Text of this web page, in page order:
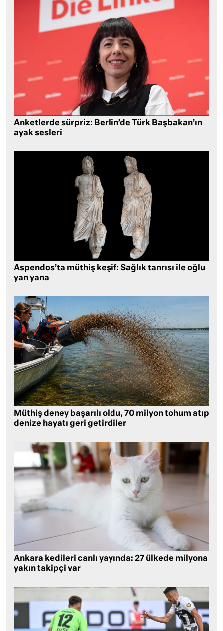
Anketlerde sürpriz: Berlin’de Türk Başbakan’ın
ayak sesleri
Aspendos’ta müthiş keşif: Sağlık tanrısı ile oğlu
yan yana
Müthiş deney başarılı oldu, 70 milyon tohum atıp
denize hayatı geri getirdiler
Ankara kedileri canlı yayında: 27 ülkede milyona
yakın takipçi var